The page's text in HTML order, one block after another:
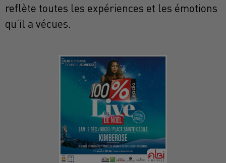
reflète toutes les expériences et les émotions
qu’il a vécues.